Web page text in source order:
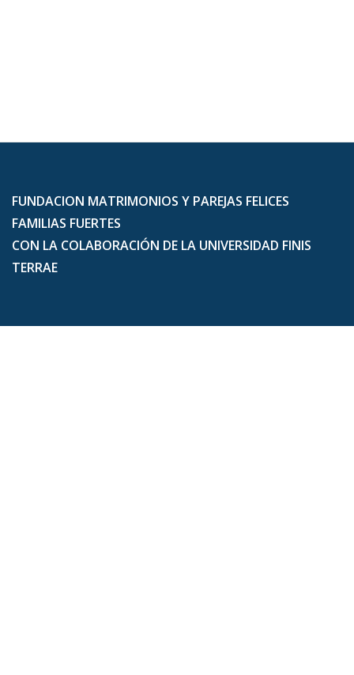
FUNDACION MATRIMONIOS Y PAREJAS FELICES
FAMILIAS FUERTES
CON LA COLABORACIÓN DE LA UNIVERSIDAD FINIS
TERRAE